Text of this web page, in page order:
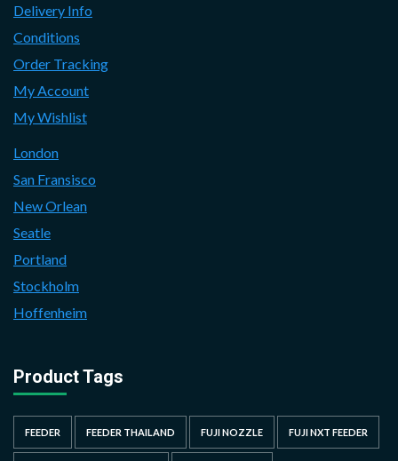
Delivery Info
Conditions
Order Tracking
My Account
My Wishlist
London
San Fransisco
New Orlean
Seatle
Portland
Stockholm
Hoffenheim
Product Tags
FEEDER FEEDER THAILAND FUJI NOZZLE FUJI NXT FEEDER